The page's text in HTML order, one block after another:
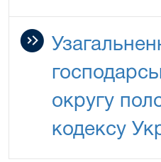
округу
кодексу